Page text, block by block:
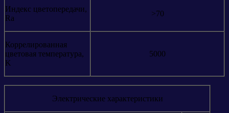
Индекс цветопередачи,
Ra
>70
Коррелированная
цветовая температура,
K
5000
Электрические характеристики